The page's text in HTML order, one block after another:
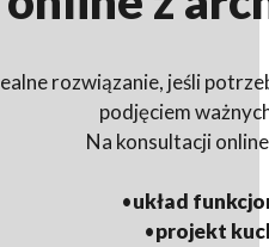
rozwiązanie, jeśli
podjęciem
Na konsultacji
•układ
•projekt